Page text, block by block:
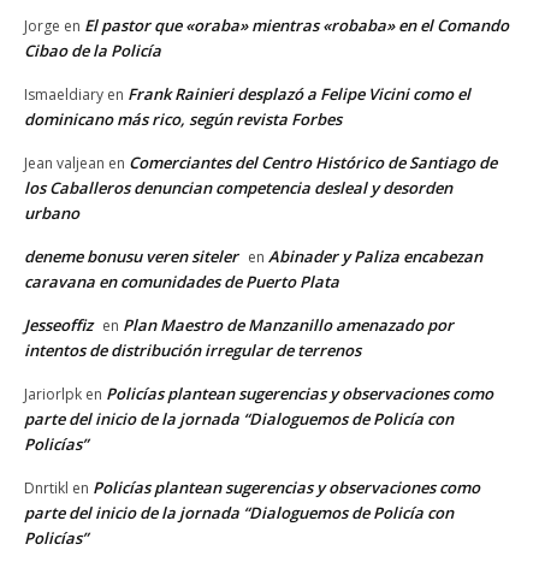
Jorge en El pastor que «oraba» mientras «robaba» en el Comando
Cibao de la Policía
Ismaeldiary en Frank Rainieri desplazó a Felipe Vicini como el
dominicano más rico, según revista Forbes
Jean valjean en Comerciantes del Centro Histórico de Santiago de
los Caballeros denuncian competencia desleal y desorden
urbano
deneme bonusu veren siteler en Abinader y Paliza encabezan
caravana en comunidades de Puerto Plata
Jesseoffiz en Plan Maestro de Manzanillo amenazado por
intentos de distribución irregular de terrenos
Jariorlpk en Policías plantean sugerencias y observaciones como
parte del inicio de la jornada “Dialoguemos de Policía con
Policías”
Dnrtikl en Policías plantean sugerencias y observaciones como
parte del inicio de la jornada “Dialoguemos de Policía con
Policías”